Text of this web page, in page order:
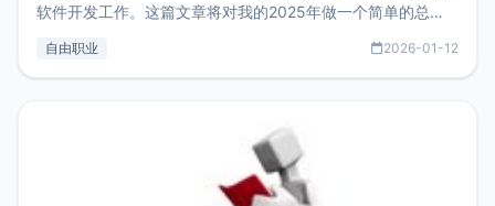
软件开发工作。这篇文章将对我的2025年做一个简单的总
收入下降20%，但却过得很充实，2026年不求突破，但求保
自由职业 2026-01-12